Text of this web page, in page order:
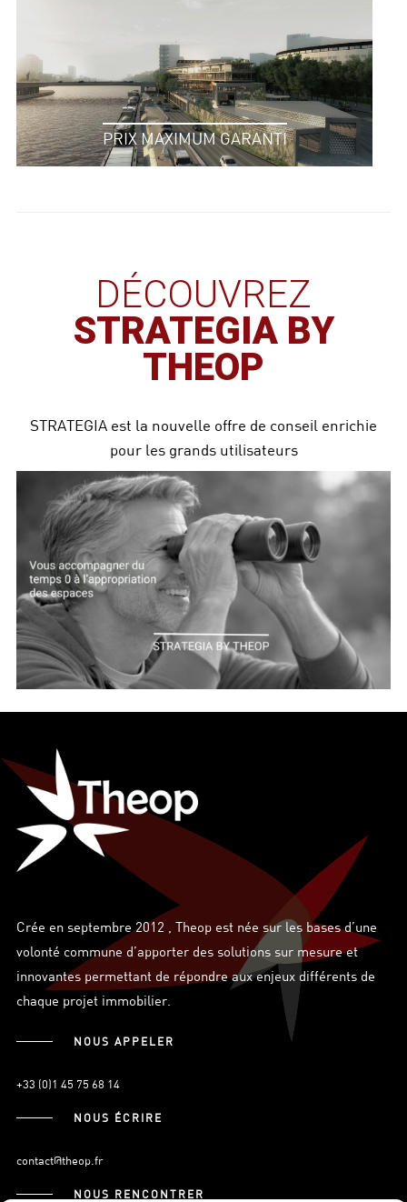
PRIX MAXIMUM GARANTI
DÉCOUVREZ
STRATEGIA BY
THEOP
STRATEGIA est la nouvelle offre de conseil enrichie
pour les grands utilisateurs
Crée en septembre 2012 , Theop est née sur les bases d’une
volonté commune d’apporter des solutions sur mesure et
innovantes permettant de répondre aux enjeux différents de
chaque projet immobilier.
NOUS APPELER
+33 (0)1 45 75 68 14
NOUS ÉCRIRE
contact@theop.fr
NOUS RENCONTRER